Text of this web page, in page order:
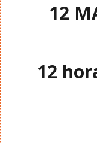
12
12